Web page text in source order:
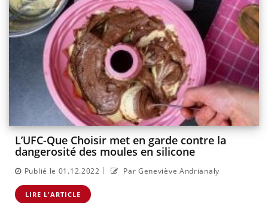
L’UFC-Que Choisir met en garde contre la
dangerosité des moules en silicone
Publié le 01.12.2022 | Par Geneviève Andrianaly
LIRE L'ARTICLE